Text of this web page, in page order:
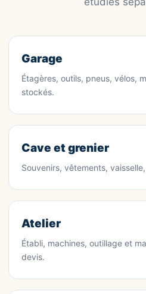
Garage
Étagères, outils, pneus, vélos,
stockés.
Cave et grenier
Souvenirs, vêtements,
Atelier
Établi, machines, outillage et
devis.